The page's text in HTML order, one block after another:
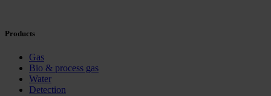
Products
Gas
Bio & process gas
Water
Detection